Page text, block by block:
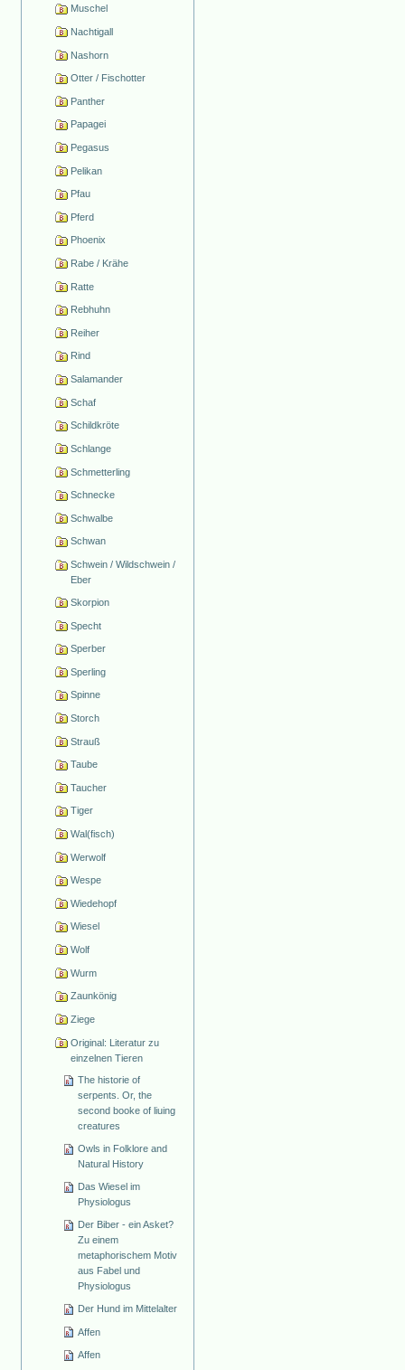
Muschel
Nachtigall
Nashorn
Otter / Fischotter
Panther
Papagei
Pegasus
Pelikan
Pfau
Pferd
Phoenix
Rabe / Krähe
Ratte
Rebhuhn
Reiher
Rind
Salamander
Schaf
Schildkröte
Schlange
Schmetterling
Schnecke
Schwalbe
Schwan
Schwein / Wildschwein /
Eber
Skorpion
Specht
Sperber
Sperling
Spinne
Storch
Strauß
Taube
Taucher
Tiger
Wal(fisch)
Werwolf
Wespe
Wiedehopf
Wiesel
Wolf
Wurm
Zaunkönig
Ziege
Original: Literatur zu
einzelnen Tieren
The historie of
serpents. Or, the
second booke of liuing
creatures
Owls in Folklore and
Natural History
Das Wiesel im
Physiologus
Der Biber - ein Asket?
Zu einem
metaphorischem Motiv
aus Fabel und
Physiologus
Der Hund im Mittelalter
Affen
Affen